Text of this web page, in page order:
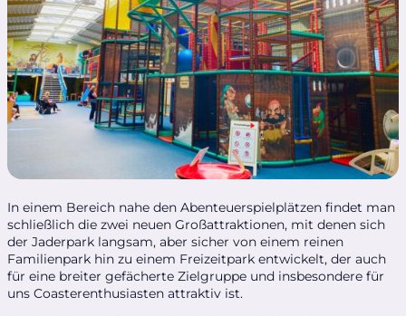
In einem Bereich nahe den Abenteuerspielplätzen findet man
schließlich die zwei neuen Großattraktionen, mit denen sich
der Jaderpark langsam, aber sicher von einem reinen
Familienpark hin zu einem Freizeitpark entwickelt, der auch
für eine breiter gefächerte Zielgruppe und insbesondere für
uns Coasterenthusiasten attraktiv ist.